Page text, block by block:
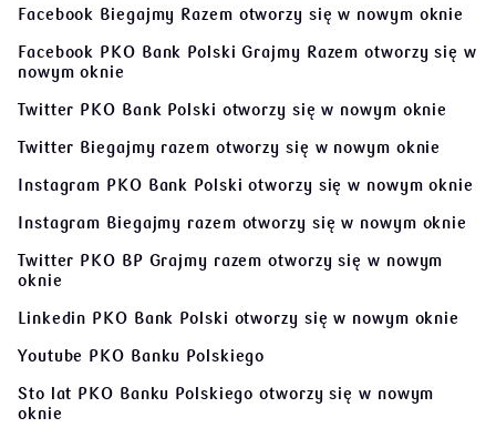
Facebook Biegajmy Razem otworzy się w nowym oknie
Facebook PKO Bank Polski Grajmy Razemotworzy się w
nowym oknie
Twitter PKO Bank Polski otworzy się w nowym oknie
Twitter Biegajmy razem otworzy się w nowym oknie
Instagram PKO Bank Polski otworzy się w nowym oknie
Instagram Biegajmy razem otworzy się w nowym oknie
Twitter PKO BP Grajmy razem otworzy się w nowym
oknie
Linkedin PKO Bank Polski otworzy się w nowym oknie
Youtube PKO Banku Polskiego
Sto lat PKO Banku Polskiego otworzy się w nowym
oknie